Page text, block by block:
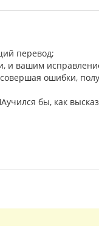
перевод;
и вашим
ошибки,
бы, как